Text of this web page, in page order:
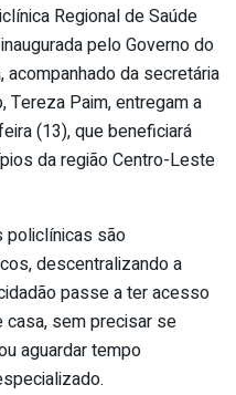
Regional de Saúde
pelo Governo do
acompanhado da secretária
Tereza Paim, entregam a
(13), que beneficiará
da região Centro-Leste
policlínicas são
descentralizando a
passe a ter acesso
sem precisar se
aguardar tempo